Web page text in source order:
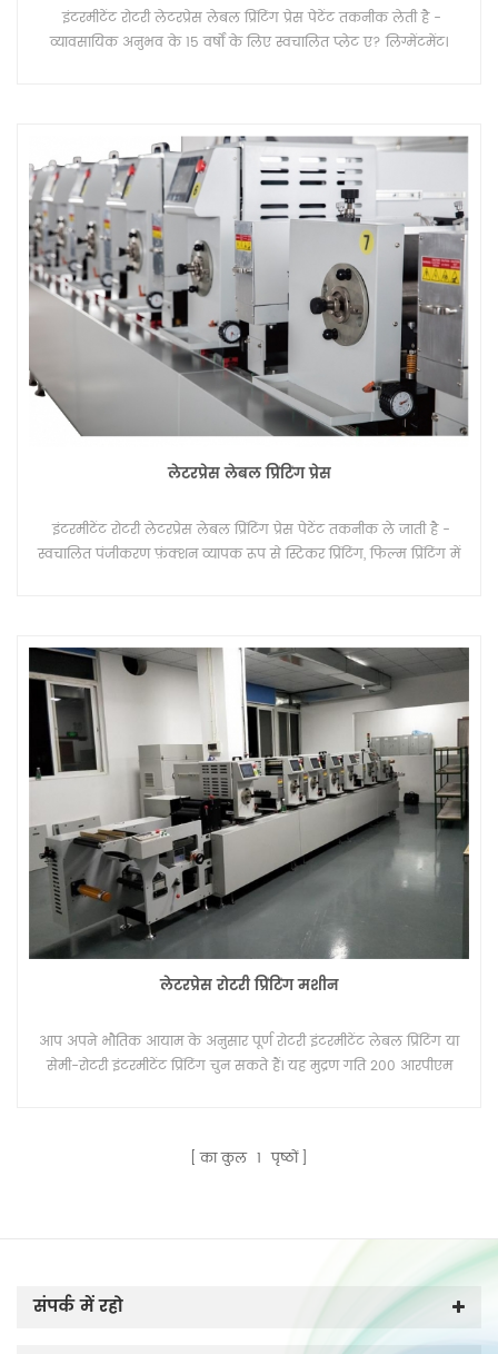
इंटरमीटेंट रोटरी लेटरप्रेस लेबल प्रिंटिंग प्रेस पेटेंट तकनीक लेती है -
व्यावसायिक अनुभव के 15 वर्षों के लिए स्वचालित प्लेट ए? लिग्मेंटमेंट।
लेटरप्रेस लेबल प्रिंटिंग प्रेस
इंटरमीटेंट रोटरी लेटरप्रेस लेबल प्रिंटिंग प्रेस पेटेंट तकनीक ले जाती है -
स्वचालित पंजीकरण फ़ंक्शन व्यापक रूप से स्टिकर प्रिंटिंग, फिल्म प्रिंटिंग में
लेटरप्रेस रोटरी प्रिंटिंग मशीन
आप अपने भौतिक आयाम के अनुसार पूर्ण रोटरी इंटरमीटेंट लेबल प्रिंटिंग या
सेमी-रोटरी इंटरमीटेंट प्रिंटिंग चुन सकते हैं। यह मुद्रण गति 200 आरपीएम
का कुल 1 पृष्ठों
संपर्क में रहो